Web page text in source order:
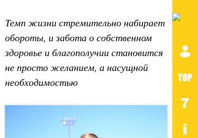
Темп жизни стремительно набирает
обороты, и забота о собственном
здоровье и благополучии становится
не просто желанием, а насущной
необходимостью